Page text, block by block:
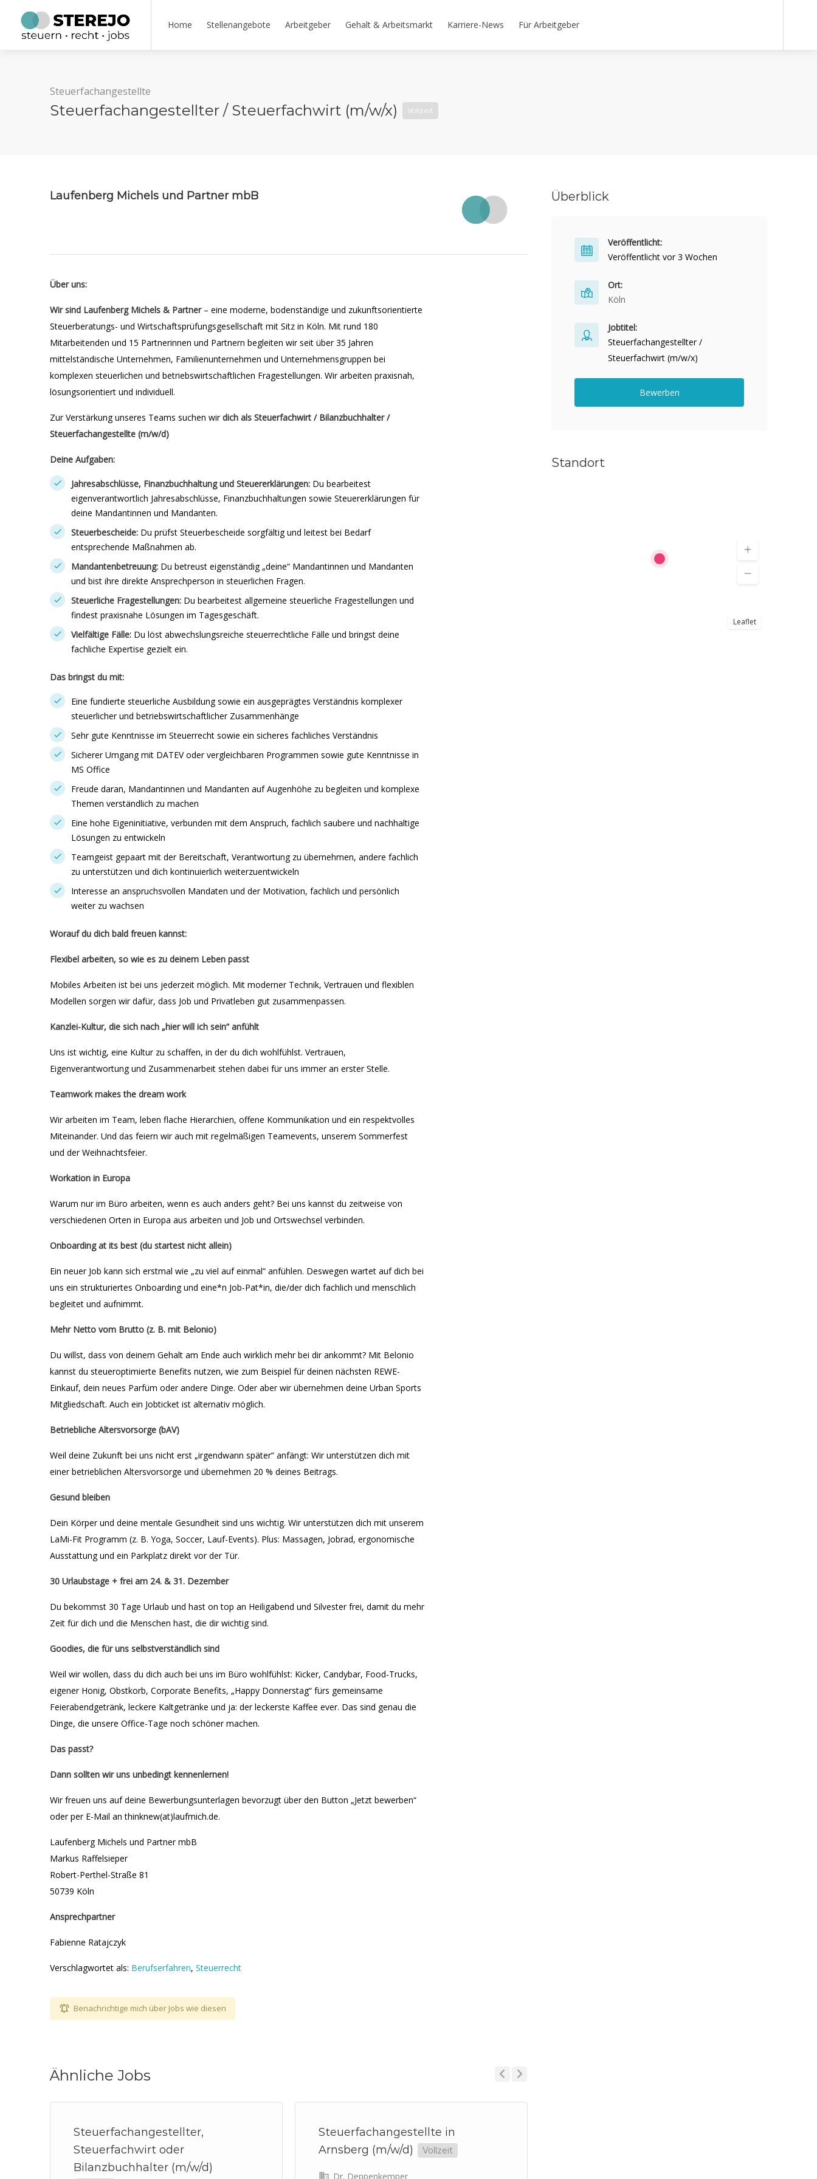
Home Stellenangebote Arbeitgeber Gehalt & Arbeitsmarkt Karriere-News Für Arbeitgeber
Steuerfachangestellte
Steuerfachangestellter / Steuerfachwirt (m/w/x) Vollzeit
Laufenberg Michels und Partner mbB
Über uns:
Wir sind Laufenberg Michels & Partner– eine moderne, bodenständige und zukunftsorientierte
Steuerberatungs- und Wirtschaftsprüfungsgesellschaft mit Sitz in Köln. Mit rund 180
Mitarbeitenden und 15 Partnerinnen und Partnern begleiten wir seit über 35 Jahren
mittelständische Unternehmen, Familienunternehmen und Unternehmensgruppen bei
komplexen steuerlichen und betriebswirtschaftlichen Fragestellungen. Wir arbeiten praxisnah,
lösungsorientiert und individuell.
Zur Verstärkung unseres Teams suchen wirdich als Steuerfachwirt / Bilanzbuchhalter /
Steuerfachangestellte (m/w/d)
Deine Aufgaben:
Jahresabschlüsse, Finanzbuchhaltung und Steuererklärungen: Du bearbeitest
eigenverantwortlich Jahresabschlüsse, Finanzbuchhaltungen sowie Steuererklärungen für
deine Mandantinnen und Mandanten.
Steuerbescheide: Du prüfst Steuerbescheide sorgfältig und leitest bei Bedarf
entsprechende Maßnahmen ab.
Mandantenbetreuung: Du betreust eigenständig „deine“ Mandantinnen und Mandanten
und bist ihre direkte Ansprechperson in steuerlichen Fragen.
Steuerliche Fragestellungen: Du bearbeitest allgemeine steuerliche Fragestellungen und
findest praxisnahe Lösungen im Tagesgeschäft.
Vielfältige Fälle: Du löst abwechslungsreiche steuerrechtliche Fälle und bringst deine
fachliche Expertise gezielt ein.
Das bringst du mit:
Eine fundierte steuerliche Ausbildung sowie ein ausgeprägtes Verständnis komplexer
steuerlicher und betriebswirtschaftlicher Zusammenhänge
Sehr gute Kenntnisse im Steuerrecht sowie ein sicheres fachliches Verständnis
Sicherer Umgang mit DATEV oder vergleichbaren Programmen sowie gute Kenntnisse in
MS Office
Freude daran, Mandantinnen und Mandanten auf Augenhöhe zu begleiten und komplexe
Themen verständlich zu machen
Eine hohe Eigeninitiative, verbunden mit dem Anspruch, fachlich saubere und nachhaltige
Lösungen zu entwickeln
Teamgeist gepaart mit der Bereitschaft, Verantwortung zu übernehmen, andere fachlich
zu unterstützen und dich kontinuierlich weiterzuentwickeln
Interesse an anspruchsvollen Mandaten und der Motivation, fachlich und persönlich
weiter zu wachsen
Worauf du dich bald freuen kannst:
Flexibel arbeiten, so wie es zu deinem Leben passt
Mobiles Arbeiten ist bei uns jederzeit möglich. Mit moderner Technik, Vertrauen und flexiblen
Modellen sorgen wir dafür, dass Job und Privatleben gut zusammenpassen.
Kanzlei-Kultur, die sich nach „hier will ich sein“ anfühlt
Uns ist wichtig, eine Kultur zu schaffen, in der du dich wohlfühlst. Vertrauen,
Eigenverantwortung und Zusammenarbeit stehen dabei für uns immer an erster Stelle.
Teamwork makes the dream work
Wir arbeiten im Team, leben flache Hierarchien, offene Kommunikation und ein respektvolles
Miteinander. Und das feiern wir auch mit regelmäßigen Teamevents, unserem Sommerfest
und der Weihnachtsfeier.
Workation in Europa
Warum nur im Büro arbeiten, wenn es auch anders geht? Bei uns kannst du zeitweise von
verschiedenen Orten in Europa aus arbeiten und Job und Ortswechsel verbinden.
Onboarding at its best (du startest nicht allein)
Ein neuer Job kann sich erstmal wie „zu viel auf einmal“ anfühlen. Deswegen wartet auf dich bei
uns ein strukturiertes Onboarding und eine*n Job-Pat*in, die/der dich fachlich und menschlich
begleitet und aufnimmt.
Mehr Netto vom Brutto (z. B. mit Belonio)
Du willst, dass von deinem Gehalt am Ende auch wirklich mehr bei dir ankommt? Mit Belonio
kannst du steueroptimierte Benefits nutzen, wie zum Beispiel für deinen nächsten REWE-
Einkauf, dein neues Parfüm oder andere Dinge. Oder aber wir übernehmen deine Urban Sports
Mitgliedschaft. Auch ein Jobticket ist alternativ möglich.
Betriebliche Altersvorsorge (bAV)
Weil deine Zukunft bei uns nicht erst „irgendwann später“ anfängt: Wir unterstützen dich mit
einer betrieblichen Altersvorsorge und übernehmen 20 % deines Beitrags.
Gesund bleiben
Dein Körper und deine mentale Gesundheit sind uns wichtig. Wir unterstützen dich mit unserem
LaMi-Fit Programm (z. B. Yoga, Soccer, Lauf-Events). Plus: Massagen, Jobrad, ergonomische
Ausstattung und ein Parkplatz direkt vor der Tür.
30 Urlaubstage + frei am 24. & 31. Dezember
Du bekommst 30 Tage Urlaub und hast on top an Heiligabend und Silvester frei, damit du mehr
Zeit für dich und die Menschen hast, die dir wichtig sind.
Goodies, die für uns selbstverständlich sind
Weil wir wollen, dass du dich auch bei uns im Büro wohlfühlst: Kicker, Candybar, Food-Trucks,
eigener Honig, Obstkorb, Corporate Benefits, „Happy Donnerstag“ fürs gemeinsame
Feierabendgetränk, leckere Kaltgetränke und ja: der leckerste Kaffee ever. Das sind genau die
Dinge, die unsere Office-Tage noch schöner machen.
Das passt?
Dann sollten wir uns unbedingt kennenlernen!
Wir freuen uns auf deine Bewerbungsunterlagen bevorzugt über den Button „Jetzt bewerben“
oder per E-Mail an thinknew(at)laufmich.de.
Laufenberg Michels und Partner mbB
Markus Raffelsieper
Robert-Perthel-Straße 81
50739 Köln
Ansprechpartner
Fabienne Ratajczyk
Verschlagwortet als: Berufserfahren, Steuerrecht
Benachrichtige mich über Jobs wie diesen
Ähnliche Jobs
Steuerfachangestellter,
Steuerfachwirt oder
Bilanzbuchhalter (m/w/d)
Steuerfachangestellte in
Arnsberg (m/w/d)
Vollzeit
Dr. Deppenkemper
Überblick
Veröffentlicht:
Veröffentlicht vor 3 Wochen
Ort:
Köln
Jobtitel:
Steuerfachangestellter /
Steuerfachwirt (m/w/x)
Bewerben
Standort
Leaflet